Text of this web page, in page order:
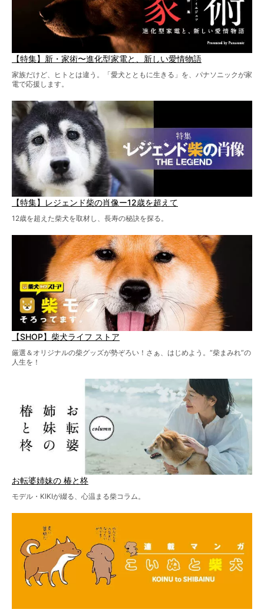
【特集】新・家術〜進化型家電と、新しい愛情物語
家族だけど、ヒトとは違う。「愛犬とともに生きる」を、パナソニックが家
電で応援します。
【特集】レジェンド柴の肖像ー12歳を超えて
12歳を超えた柴犬を取材し、長寿の秘訣を探る。
【SHOP】柴犬ライフ ストア
厳選＆オリジナルの柴グッズが勢ぞろい！さぁ、はじめよう。“柴まみれ”の
人生を！
お転婆姉妹の 椿と柊
モデル・KIKIが綴る、心温まる柴コラム。